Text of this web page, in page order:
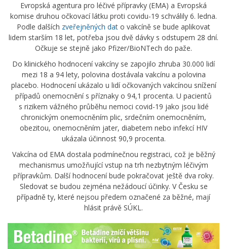
Evropská agentura pro léčivé přípravky (EMA) a Evropská
komise druhou očkovací látku proti covidu-19 schválily 6. ledna.
Podle dalších zveřejněných dat o vakcíně se bude aplikovat
lidem starším 18 let, potřeba jsou dvě dávky s odstupem 28 dní.
Očkuje se stejně jako Pfizer/BioNTech do paže.
Do klinického hodnocení vakcíny se zapojilo zhruba 30.000 lidí
mezi 18 a 94 lety, polovina dostávala vakcínu a polovina
placebo. Hodnocení ukázalo u lidí očkovaných vakcínou snížení
případů onemocnění s příznaky o 94,1 procenta. U pacientů
s rizikem vážného průběhu nemoci covid-19 jako jsou lidé
chronickým onemocněním plic, srdečním onemocněním,
obezitou, onemocněním jater, diabetem nebo infekcí HIV
ukázala účinnost 90,9 procenta.
Vakcína od EMA dostala podmínečnou registraci, což je běžný
mechanismus umožňující vstup na trh nezbytným léčivým
přípravkům. Další hodnocení bude pokračovat ještě dva roky.
Sledovat se budou zejména nežádoucí účinky. V Česku se
případně ty, které nejsou předem označené za běžné, mají
hlásit právě SÚKL.